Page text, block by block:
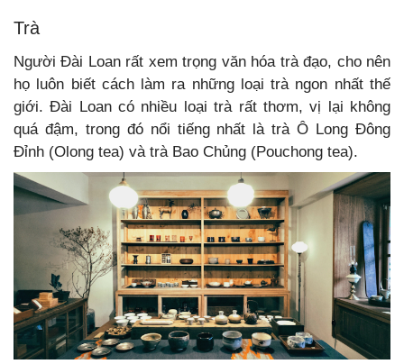
Trà
Người Đài Loan rất xem trọng văn hóa trà đạo, cho nên
họ luôn biết cách làm ra những loại trà ngon nhất thế
giới. Đài Loan có nhiều loại trà rất thơm, vị lại không
quá đậm, trong đó nổi tiếng nhất là trà Ô Long Đông
Đỉnh (Olong tea) và trà Bao Chủng (Pouchong tea).